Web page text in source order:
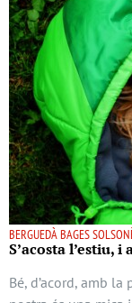
BERGUEDÀ BAGES
S’acosta l’estiu,
Bé, d’acord, amb